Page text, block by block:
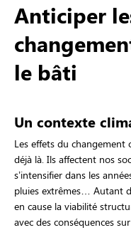
Anticiper
le bâti
Un contexte
Les effets du
déjà là. Ils affectent nos
s’intensifier dans les
pluies extrêmes… Autant
en cause la viabilité
avec des conséquences